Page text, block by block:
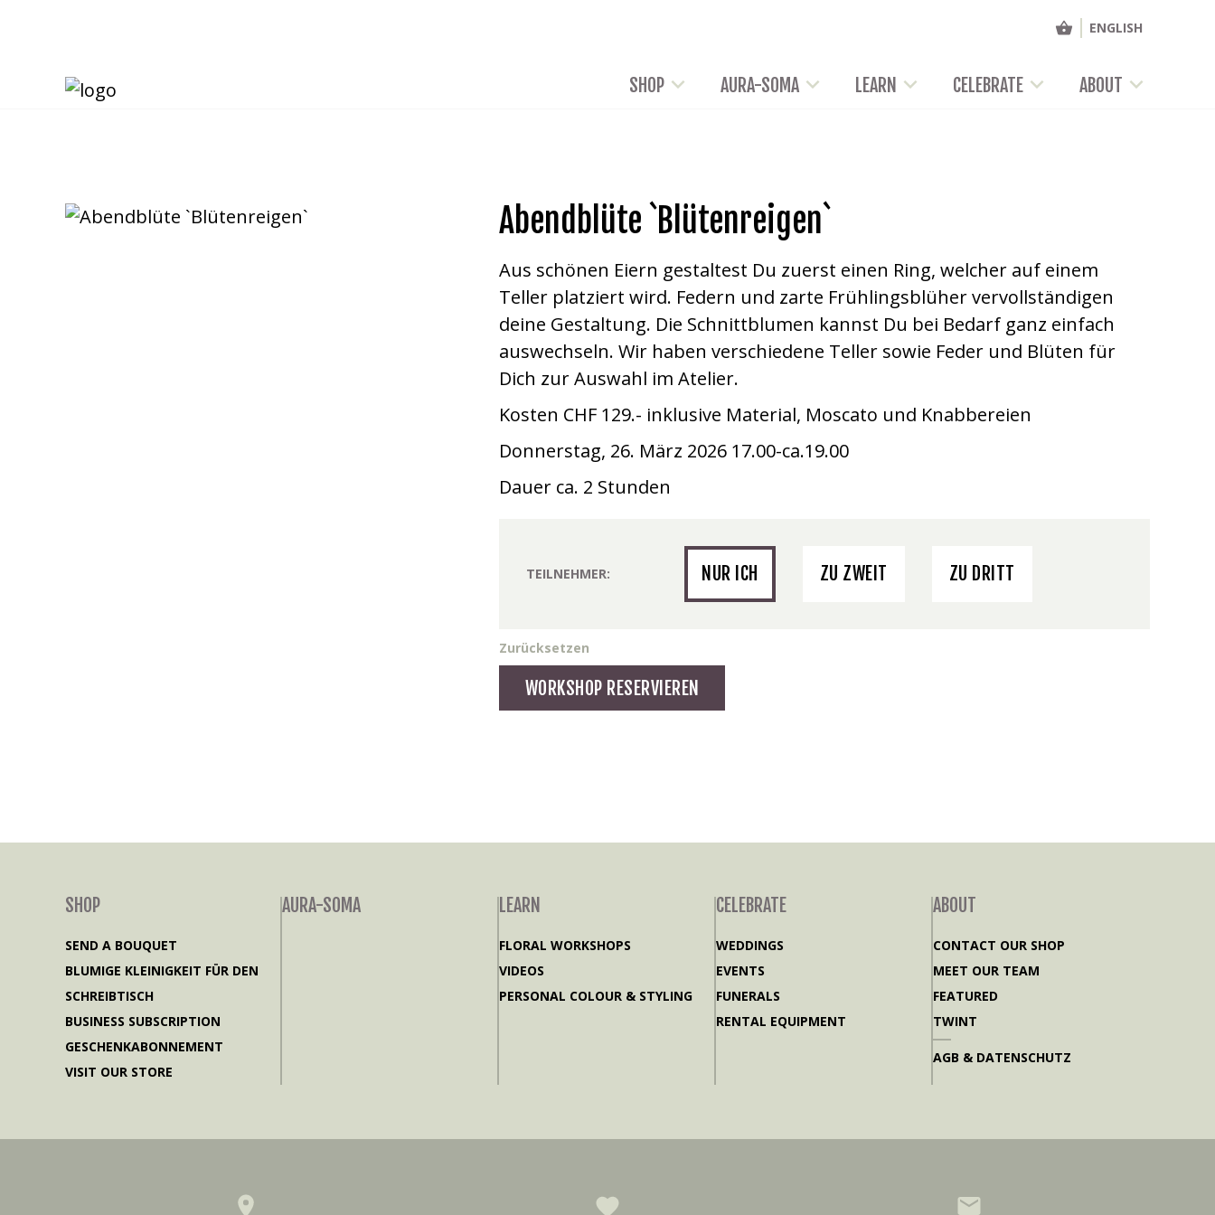
SHOP AURA-SOMA LEARN CELEBRATE ABOUT
ENGLISH
Abendblüte `Blütenreigen`
Aus schönen Eiern gestaltest Du zuerst einen Ring, welcher auf einem
Teller platziert wird. Federn und zarte Frühlingsblüher vervollständigen
deine Gestaltung. Die Schnittblumen kannst Du bei Bedarf ganz einfach
auswechseln. Wir haben verschiedene Teller sowie Feder und Blüten für
Dich zur Auswahl im Atelier.
Kosten CHF 129.- inklusive Material, Moscato und Knabbereien
Donnerstag, 26. März 2026 17.00-ca.19.00
Dauer ca. 2 Stunden
TEILNEHMER NUR ICH ZU ZWEIT ZU DRITT
Zurücksetzen
Abendblüte
`Blütenreigen`
WORKSHOP RESERVIEREN
SHOP
SEND A BOUQUET
BLUMIGE KLEINIGKEIT FÜR DEN
SCHREIBTISCH
BUSINESS SUBSCRIPTION
GESCHENKABONNEMENT
VISIT OUR STORE
AURA-SOMA LEARN
FLORAL WORKSHOPS
VIDEOS
PERSONAL COLOUR & STYLING
CELEBRATE
WEDDINGS
EVENTS
FUNERALS
RENTAL EQUIPMENT
ABOUT
CONTACT OUR SHOP
MEET OUR TEAM
FEATURED
TWINT
AGB & DATENSCHUTZ